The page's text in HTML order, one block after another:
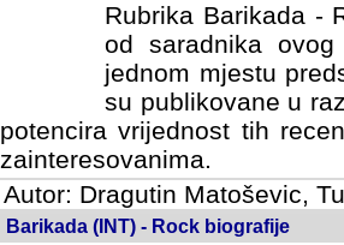
Rubrika Barikada -
od saradnika
jednom mjestu
su publikovane u
potencira vrijednost tih
zainteresovanima.
Autor: Dragutin Matoševic,
Barikada (INT) - Rock biografije